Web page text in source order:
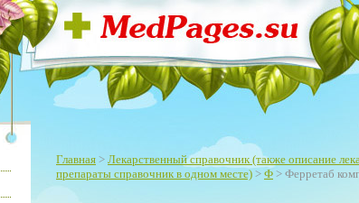
Главная > Лекарственный справочник (также описание
препараты справочник в одном месте) > Ф > Ферретаб